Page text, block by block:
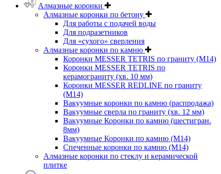
Алмазные коронки
Алмазные коронки по бетону
Для работы с подачей воды
Для подразетников
Для «сухого» сверления
Алмазные коронки по камню
Коронки MESSER TETRIS по граниту (М14)
Коронки MESSER TETRIS по
керамограниту (хв. 10 мм)
Коронки MESSER REDLINE по граниту
(М14)
Вакуумные коронки по камню (распродажа)
Вакуумные сверла по граниту (хв. 12 мм)
Вакуумные Коронки по камню (шестигран.
8мм)
Вакуумные Коронки по камню (M14)
Спеченные коронки по камню (M14)
Алмазные коронки по стеклу и керамической
плитке